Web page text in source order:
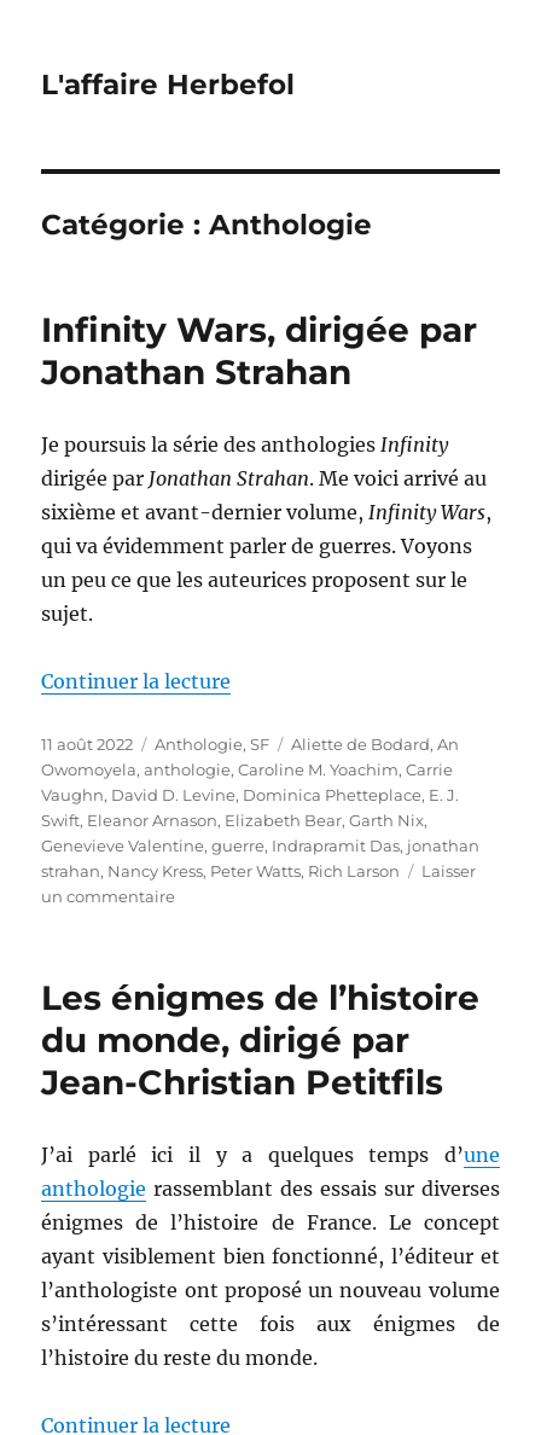
L'affaire Herbefol
Catégorie :Anthologie
Infinity Wars, dirigée par
Jonathan Strahan
Je poursuis la série des anthologiesInfinity
dirigée par Jonathan Strahan. Me voici arrivé au
sixième et avant-dernier volume,Infinity Wars,
qui va évidemment parler de guerres. Voyons
un peu ce que les auteurices proposent sur le
sujet.
Continuer la lecture
Publié
le
11 août 2022 Catégories
Anthologie,SF Étiquettes
Aliette de Bodard,An
Owomoyela,anthologie,Caroline M. Yoachim,Carrie
Vaughn, David D. Levine, Dominica Phetteplace, E. J.
Swift, Eleanor Arnason, Elizabeth Bear,Garth Nix,
Genevieve Valentine,guerre, Indrapramit Das, jonathan
strahan, Nancy Kress, Peter Watts, Rich Larson
Laisser
un commentairesur
par
Jonathan
Strahan
Les énigmes de l’histoire
du monde, dirigé par
Jean-Christian Petitfils
J’ai parlé ici il y a quelques temps d’une
anthologie rassemblant des essais sur diverses
énigmes de l’histoire de France. Le concept
ayant visiblement bien fonctionné, l’éditeur et
l’anthologiste ont proposé un nouveau volume
s’intéressant cette fois aux énigmes de
l’histoire du reste du monde.
Continuer la lecture